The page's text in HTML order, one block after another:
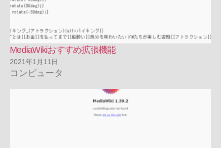
MediaWikiおすすめ拡張機能
2021年1月11日
コンピュータ